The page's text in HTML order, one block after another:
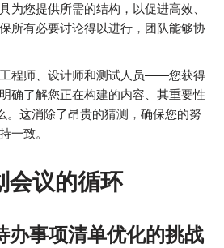
为您提供所需的结构，以促进高效、
所有必要讨论得以进行，团队能够协
程师、设计师和测试人员——您获得
确了解您正在构建的内容、其重要性
。这消除了昂贵的猜测，确保您的努
一致。
会议的循环
办事项清单优化的挑战